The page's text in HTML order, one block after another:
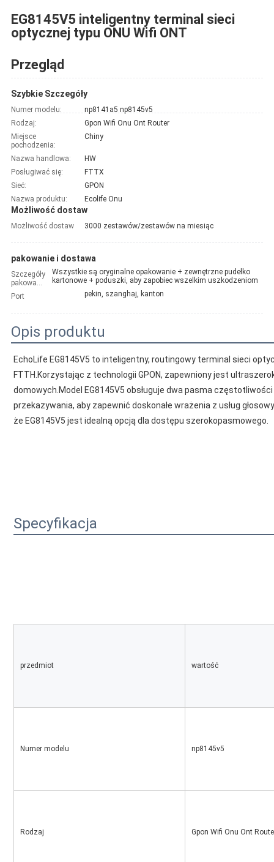
EG8145V5 inteligentny terminal sieci
optycznej typu ONU Wifi ONT
Przegląd
Szybkie Szczegóły
Numer modelu:
np8141a5 np8145v5
Rodzaj:
Gpon Wifi Onu Ont Router
Miejsce
pochodzenia:
Chiny
Nazwa handlowa:
HW
Posługiwać się:
FTTX
Sieć:
GPON
Nazwa produktu:
Ecolife Onu
Możliwość dostaw
Możliwość dostaw 3000 zestawów/zestawów na miesiąc
pakowanie i dostawa
Szczegóły
pakowania
Wszystkie są oryginalne opakowanie + zewnętrzne pudełko
kartonowe + poduszki, aby zapobiec wszelkim uszkodzeniom
Port
pekin, szanghaj, kanton
Opis produktu
EchoLife EG8145V5 to inteligentny, routingowy terminal sieci
FTTH.Korzystając z technologii GPON, zapewniony jest
domowych.Model EG8145V5 obsługuje dwa pasma
przekazywania, aby zapewnić doskonałe wrażenia z usług
że EG8145V5 jest idealną opcją dla dostępu szerokopasmowego.
Specyfikacja
przedmiot wartość
Numer modelu np8145v5
Rodzaj Gpon Wifi Onu Ont